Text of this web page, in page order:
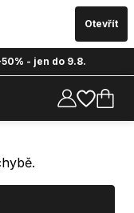
Otevřít
- jen do 9.8.